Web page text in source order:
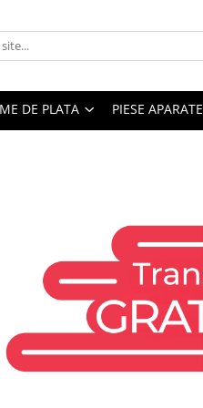
DE PLATA PIESE APARATE